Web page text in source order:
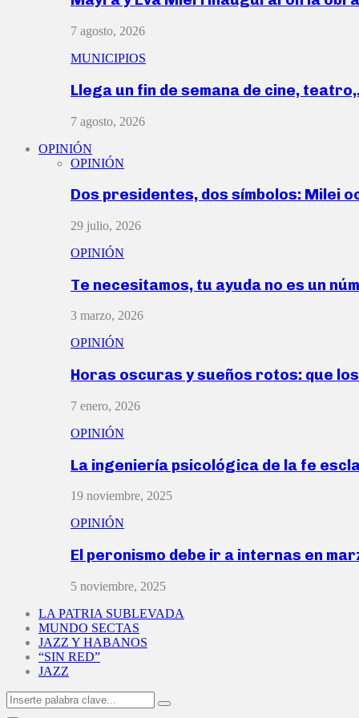
7 agosto, 2026
MUNICIPIOS
Llega un fin de semana de cine,
7 agosto, 2026
OPINIÓN
OPINIÓN
Dos presidentes, dos símbolos: Milei
29 julio, 2026
OPINIÓN
Te necesitamos, tu ayuda no es un
3 marzo, 2026
OPINIÓN
Horas oscuras y sueños rotos: que
7 enero, 2026
OPINIÓN
La ingeniería psicológica de la fe
19 noviembre, 2025
OPINIÓN
El peronismo debe ir a internas en
5 noviembre, 2025
LA PATRIA SUBLEVADA
MUNDO SECTAS
JAZZ Y HABANOS
“SIN RED”
JAZZ
Search
for:
Search